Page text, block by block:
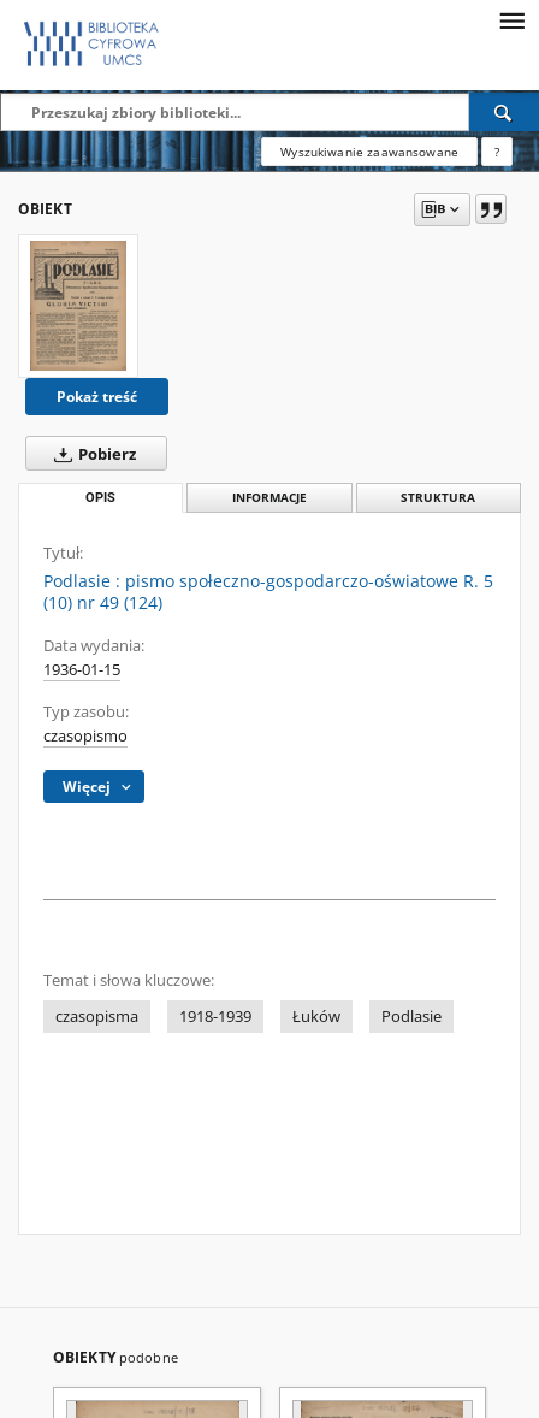
Wyszukiwanie zaawansowane ?
OBIEKT
Pokaż treść
Pobierz
OPIS INFORMACJE STRUKTURA
Tytuł:
Podlasie : pismo społeczno-gospodarczo-oświatowe R. 5
(10) nr 49 (124)
Data wydania:
1936-01-15
Typ zasobu:
czasopismo
Więcej
Temat i słowa kluczowe:
czasopisma
1918-1939 Łuków Podlasie
OBIEKTY podobne